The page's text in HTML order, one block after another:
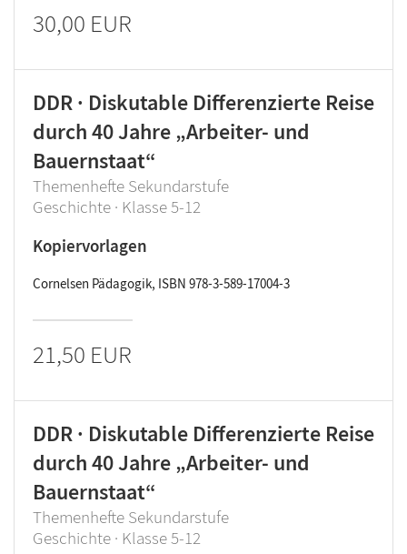
30,00 EUR
DDR · Diskutable Differenzierte Reise
durch 40 Jahre „Arbeiter- und
Bauernstaat“
Themenhefte Sekundarstufe
Geschichte · Klasse 5-12
Kopiervorlagen
Cornelsen Pädagogik, ISBN 978-3-589-17004-3
21,50 EUR
DDR · Diskutable Differenzierte Reise
durch 40 Jahre „Arbeiter- und
Bauernstaat“
Themenhefte Sekundarstufe
Geschichte · Klasse 5-12